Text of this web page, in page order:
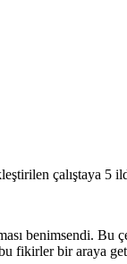
çalıştaya 5
benimsendi.
fikirler bir araya